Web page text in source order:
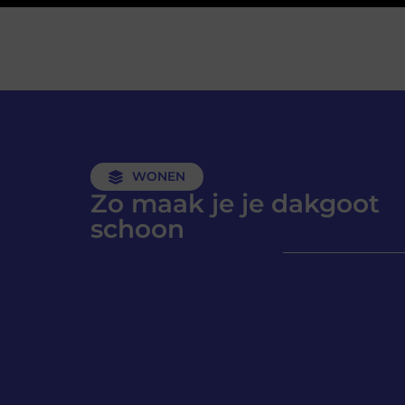
WONEN
Zo maak je je dakgoot
schoon